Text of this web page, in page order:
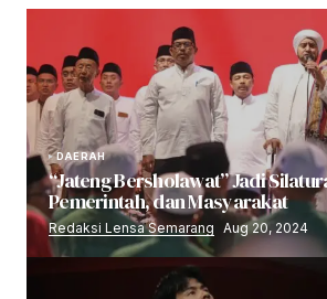
DAERAH
“Jateng Bersholawat” Jadi
Pemerintah, dan Masyarakat
Redaksi Lensa Semarang Aug 20, 2024